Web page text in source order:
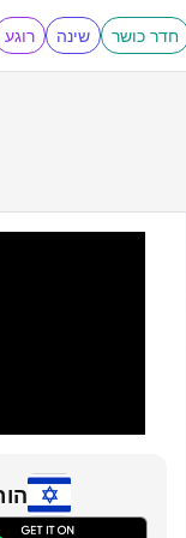
חדר כושר שינה רוגע